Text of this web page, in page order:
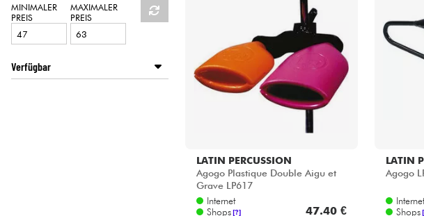
MINIMALER
PREIS
MAXIMALER
PREIS
Verfügbar
LATIN PERCUSSION
Agogo Plastique Double Aigu et
Grave LP617
Internet
Shops[?] 47.40 €
LATIN
Agogo
Internet
Shops